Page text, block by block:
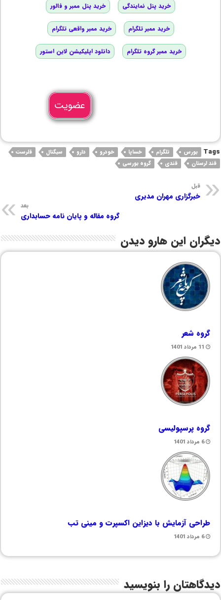
خرید پنل نمایندگی خرید پنل ممبر و فالور
خرید ممبر تلگرام خرید ممبر واقعی تلگرام
خرید ممبر گروه تلگرام دانلود اپلیکیشن لاین استور
عضویت
Tags بورس تلگرام خساپا خودرو دارو سیگنال
قلرست
قند لرستان
قندی گروه بورسی
قبل
خبرگزاری مهران مدیری
بعد
گروه مقاله و پایان نامه حسابداری
دیگران این هارو دیدن
گروه شعر
11 مرداد 1401
گروه پرسپولیسی
6 مرداد 1401
طراحی آزمایش با دیزاین اکسپرت و مینی تب
6 مرداد 1401
دیدگاهتان را بنویسید